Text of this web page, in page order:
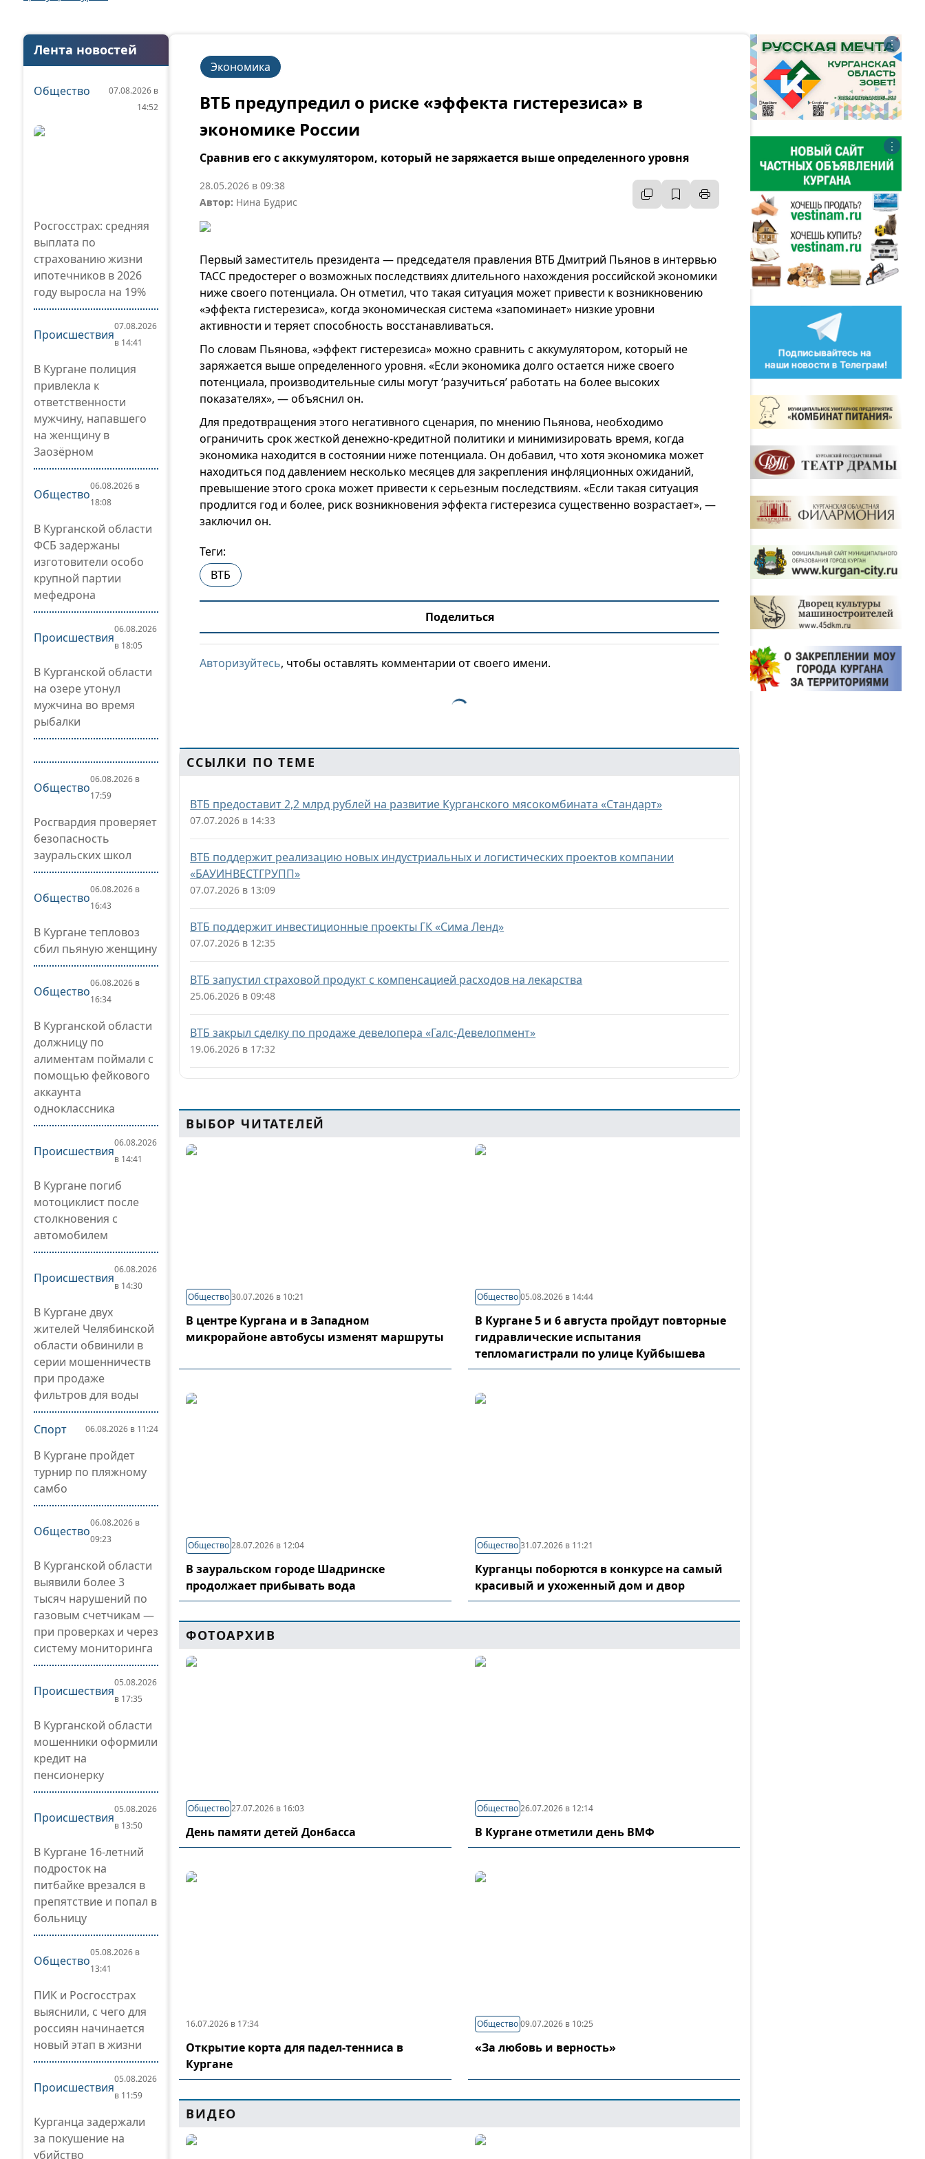
Лента новостей
Общество
07.08.2026 в
14:52
Росгосстрах: средняя
выплата по
страхованию жизни
ипотечников в 2026
году выросла на 19%
Происшествия
07.08.2026
в 14:41
В Кургане полиция
привлекла к
ответственности
мужчину, напавшего
на женщину в
Заозёрном
Общество
06.08.2026 в
18:08
В Курганской области
ФСБ задержаны
изготовители особо
крупной партии
мефедрона
Происшествия
06.08.2026
в 18:05
В Курганской области
на озере утонул
мужчина во время
рыбалки
Общество
06.08.2026 в
17:59
Росгвардия проверяет
безопасность
зауральских школ
Общество
06.08.2026 в
16:43
В Кургане тепловоз
сбил пьяную женщину
Общество
06.08.2026 в
16:34
В Курганской области
должницу по
алиментам поймали с
помощью фейкового
аккаунта
одноклассника
Происшествия
06.08.2026
в 14:41
В Кургане погиб
мотоциклист после
столкновения с
автомобилем
Происшествия
06.08.2026
в 14:30
В Кургане двух
жителей Челябинской
области обвинили в
серии мошенничеств
при продаже
фильтров для воды
Спорт 06.08.2026 в 11:24
В Кургане пройдет
турнир по пляжному
самбо
Общество
06.08.2026 в
09:23
В Курганской области
выявили более 3
тысяч нарушений по
газовым счетчикам —
при проверках и через
систему мониторинга
Происшествия
05.08.2026
в 17:35
В Курганской области
мошенники оформили
кредит на
пенсионерку
Происшествия
05.08.2026
в 13:50
В Кургане 16-летний
подросток на
питбайке врезался в
препятствие и попал в
больницу
Общество
05.08.2026 в
13:41
ПИК и Росгосстрах
выяснили, с чего для
россиян начинается
новый этап в жизни
Происшествия
05.08.2026
в 11:59
Курганца задержали
за покушение на
убийство
Экономика
ВТБ предупредил о риске «эффекта гистерезиса» в
экономике России
Сравнив его с аккумулятором, который не заряжается выше определенного уровня
28.05.2026 в 09:38
Автор: Нина Будрис
Первый заместитель президента — председателя правления ВТБ Дмитрий Пьянов в интервью
ТАСС предостерег о возможных последствиях длительного нахождения российской экономики
ниже своего потенциала. Он отметил, что такая ситуация может привести к возникновению
«эффекта гистерезиса», когда экономическая система «запоминает» низкие уровни
активности и теряет способность восстанавливаться.
По словам Пьянова, «эффект гистерезиса» можно сравнить с аккумулятором, который не
заряжается выше определенного уровня. «Если экономика долго остается ниже своего
потенциала, производительные силы могут ‘разучиться’ работать на более высоких
показателях», — объяснил он.
Для предотвращения этого негативного сценария, по мнению Пьянова, необходимо
ограничить срок жесткой денежно-кредитной политики и минимизировать время, когда
экономика находится в состоянии ниже потенциала. Он добавил, что хотя экономика может
находиться под давлением несколько месяцев для закрепления инфляционных ожиданий,
превышение этого срока может привести к серьезным последствиям. «Если такая ситуация
продлится год и более, риск возникновения эффекта гистерезиса существенно возрастает», —
заключил он.
Теги:
ВТБ
Поделиться
Авторизуйтесь, чтобы оставлять комментарии от своего имени.
ССЫЛКИ ПО ТЕМЕ
ВТБ предоставит 2,2 млрд рублей на развитие Курганского мясокомбината «Стандарт»
07.07.2026 в 14:33
ВТБ поддержит реализацию новых индустриальных и логистических проектов компании
«БАУИНВЕСТГРУПП»
07.07.2026 в 13:09
ВТБ поддержит инвестиционные проекты ГК «Сима Ленд»
07.07.2026 в 12:35
ВТБ запустил страховой продукт с компенсацией расходов на лекарства
25.06.2026 в 09:48
ВТБ закрыл сделку по продаже девелопера «Галс-Девелопмент»
19.06.2026 в 17:32
ВЫБОР ЧИТАТЕЛЕЙ
Общество30.07.2026 в 10:21
В центре Кургана и в Западном
микрорайоне автобусы изменят маршруты
Общество 05.08.2026 в 14:44
В Кургане 5 и 6 августа пройдут повторные
гидравлические испытания
тепломагистрали по улице Куйбышева
Общество28.07.2026 в 12:04
В зауральском городе Шадринске
продолжает прибывать вода
Общество 31.07.2026 в 11:21
Курганцы поборются в конкурсе на самый
красивый и ухоженный дом и двор
ФОТОАРХИВ
Общество27.07.2026 в 16:03
День памяти детей Донбасса
Общество 26.07.2026 в 12:14
В Кургане отметили день ВМФ
16.07.2026 в 17:34
Открытие корта для падел-тенниса в
Кургане
Общество 09.07.2026 в 10:25
«За любовь и верность»
ВИДЕО
⋮
⋮